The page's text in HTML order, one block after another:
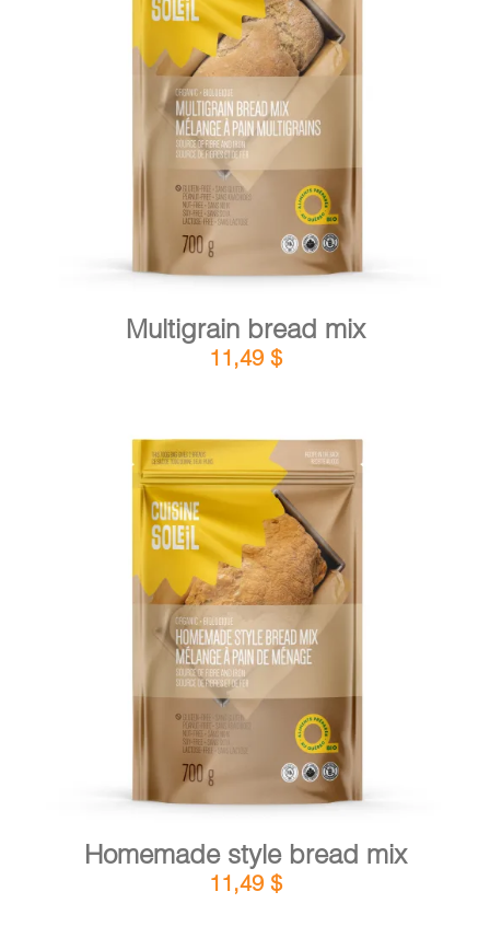
ADD TO CART / DETAILS
Multigrain bread mix
11,49 $
ADD TO CART DETAILS
Homemade style bread mix
11,49 $